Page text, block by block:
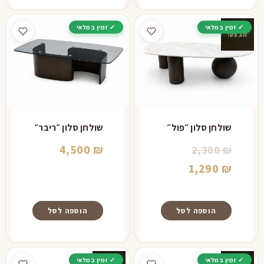
מבצע!
שולחן סלון ״פול״
2,300₪
המחיר
המקורי
2,300 ₪.
1,290 ₪
הוא:
1,290 ₪.
הוספה לסל
שולחן סלון ״ריבר״
4,500 ₪
הוספה לסל